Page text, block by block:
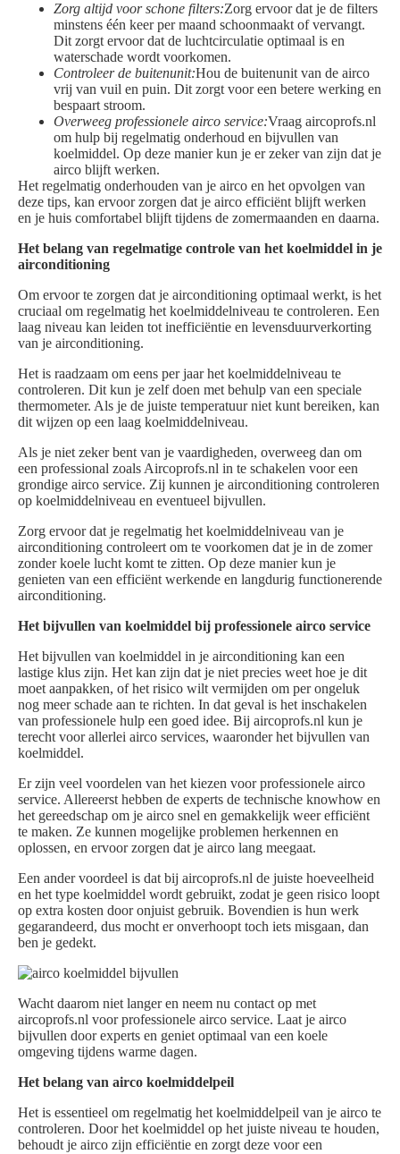
Zorg altijd voor schone filters:Zorg ervoor dat je de filters
minstens één keer per maand schoonmaakt of vervangt.
Dit zorgt ervoor dat de luchtcirculatie optimaal is en
waterschade wordt voorkomen.
Controleer de buitenunit:Hou de buitenunit van de airco
vrij van vuil en puin. Dit zorgt voor een betere werking en
bespaart stroom.
Overweeg professionele airco service:Vraag aircoprofs.nl
om hulp bij regelmatig onderhoud en bijvullen van
koelmiddel. Op deze manier kun je er zeker van zijn dat je
airco blijft werken.
Het regelmatig onderhouden van je airco en het opvolgen van
deze tips, kan ervoor zorgen dat je airco efficiënt blijft werken
en je huis comfortabel blijft tijdens de zomermaanden en daarna.
Het belang van regelmatige controle van het koelmiddel in je
airconditioning
Om ervoor te zorgen dat je airconditioning optimaal werkt, is het
cruciaal om regelmatig het koelmiddelniveau te controleren. Een
laag niveau kan leiden tot inefficiëntie en levensduurverkorting
van je airconditioning.
Het is raadzaam om eens per jaar het koelmiddelniveau te
controleren. Dit kun je zelf doen met behulp van een speciale
thermometer. Als je de juiste temperatuur niet kunt bereiken, kan
dit wijzen op een laag koelmiddelniveau.
Als je niet zeker bent van je vaardigheden, overweeg dan om
een professional zoals Aircoprofs.nl in te schakelen voor een
grondige airco service. Zij kunnen je airconditioning controleren
op koelmiddelniveau en eventueel bijvullen.
Zorg ervoor dat je regelmatig het koelmiddelniveau van je
airconditioning controleert om te voorkomen dat je in de zomer
zonder koele lucht komt te zitten. Op deze manier kun je
genieten van een efficiënt werkende en langdurig functionerende
airconditioning.
Het bijvullen van koelmiddel bij professionele airco service
Het bijvullen van koelmiddel in je airconditioning kan een
lastige klus zijn. Het kan zijn dat je niet precies weet hoe je dit
moet aanpakken, of het risico wilt vermijden om per ongeluk
nog meer schade aan te richten. In dat geval is het inschakelen
van professionele hulp een goed idee. Bij aircoprofs.nl kun je
terecht voor allerlei airco services, waaronder het bijvullen van
koelmiddel.
Er zijn veel voordelen van het kiezen voor professionele airco
service. Allereerst hebben de experts de technische knowhow en
het gereedschap om je airco snel en gemakkelijk weer efficiënt
te maken. Ze kunnen mogelijke problemen herkennen en
oplossen, en ervoor zorgen dat je airco lang meegaat.
Een ander voordeel is dat bij aircoprofs.nl de juiste hoeveelheid
en het type koelmiddel wordt gebruikt, zodat je geen risico loopt
op extra kosten door onjuist gebruik. Bovendien is hun werk
gegarandeerd, dus mocht er onverhoopt toch iets misgaan, dan
ben je gedekt.
Wacht daarom niet langer en neem nu contact op met
aircoprofs.nl voor professionele airco service. Laat je airco
bijvullen door experts en geniet optimaal van een koele
omgeving tijdens warme dagen.
Het belang van airco koelmiddelpeil
Het is essentieel om regelmatig het koelmiddelpeil van je airco te
controleren. Door het koelmiddel op het juiste niveau te houden,
behoudt je airco zijn efficiëntie en zorgt deze voor een